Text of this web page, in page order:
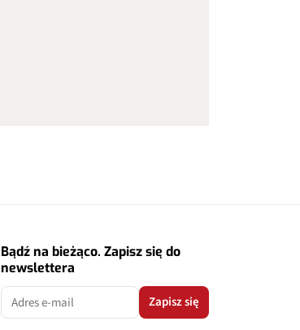
Bądź na bieżąco. Zapisz się do
newslettera
Zapisz się